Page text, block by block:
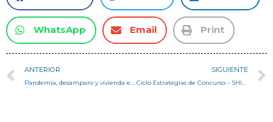
WhatsApp Email Print
ANTERIOR SIGUIENTE